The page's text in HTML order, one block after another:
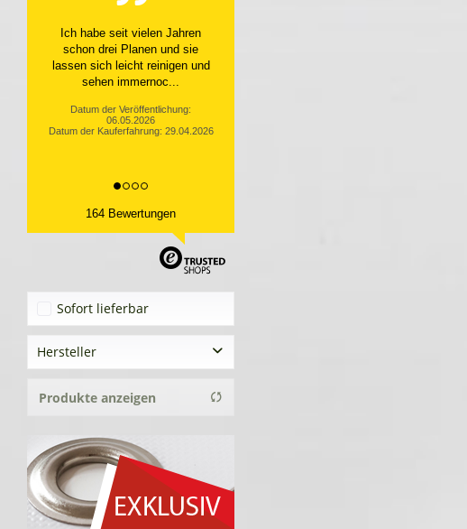
Top Service, top Produkt
Datum der Veröffentlichung:
10.04.2026
Datum der Kauferfahrung: 31.03.2026
164 Bewertungen
Sofort lieferbar
Hersteller
Tekoplan GmbH
Produkte anzeigen